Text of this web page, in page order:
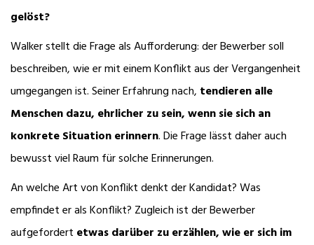
gelöst?
Walker stellt die Frage als Aufforderung: der Bewerber soll
beschreiben, wie er mit einem Konflikt aus der Vergangenheit
umgegangen ist. Seiner Erfahrung nach, tendieren alle
Menschen dazu, ehrlicher zu sein, wenn sie sich an
konkrete Situation erinnern. Die Frage lässt daher auch
bewusst viel Raum für solche Erinnerungen.
An welche Art von Konflikt denkt der Kandidat? Was
empfindet er als Konflikt? Zugleich ist der Bewerber
aufgefordert etwas darüber zu erzählen, wie er sich im